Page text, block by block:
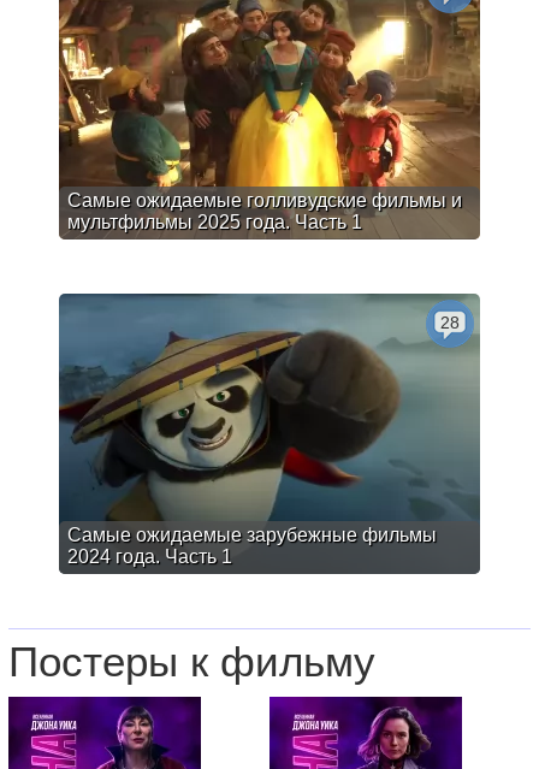
Самые ожидаемые голливудские фильмы и
мультфильмы 2025 года. Часть 1
Самые ожидаемые зарубежные фильмы
2024 года. Часть 1
28
Постеры к фильму